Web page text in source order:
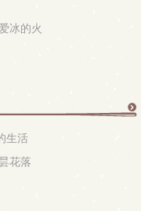
冰的火
生活
花落